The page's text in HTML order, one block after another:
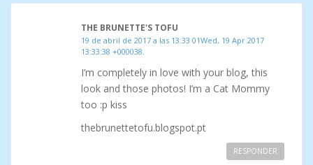
THE BRUNETTE'S TOFU
19 de abril de 2017 a las 13:33 01Wed, 19 Apr 2017
13:33:38 +000038.
I’m completely in love with your blog, this
look and those photos! I’m a Cat Mommy
too :p kiss
thebrunettetofu.blogspot.pt
RESPONDER